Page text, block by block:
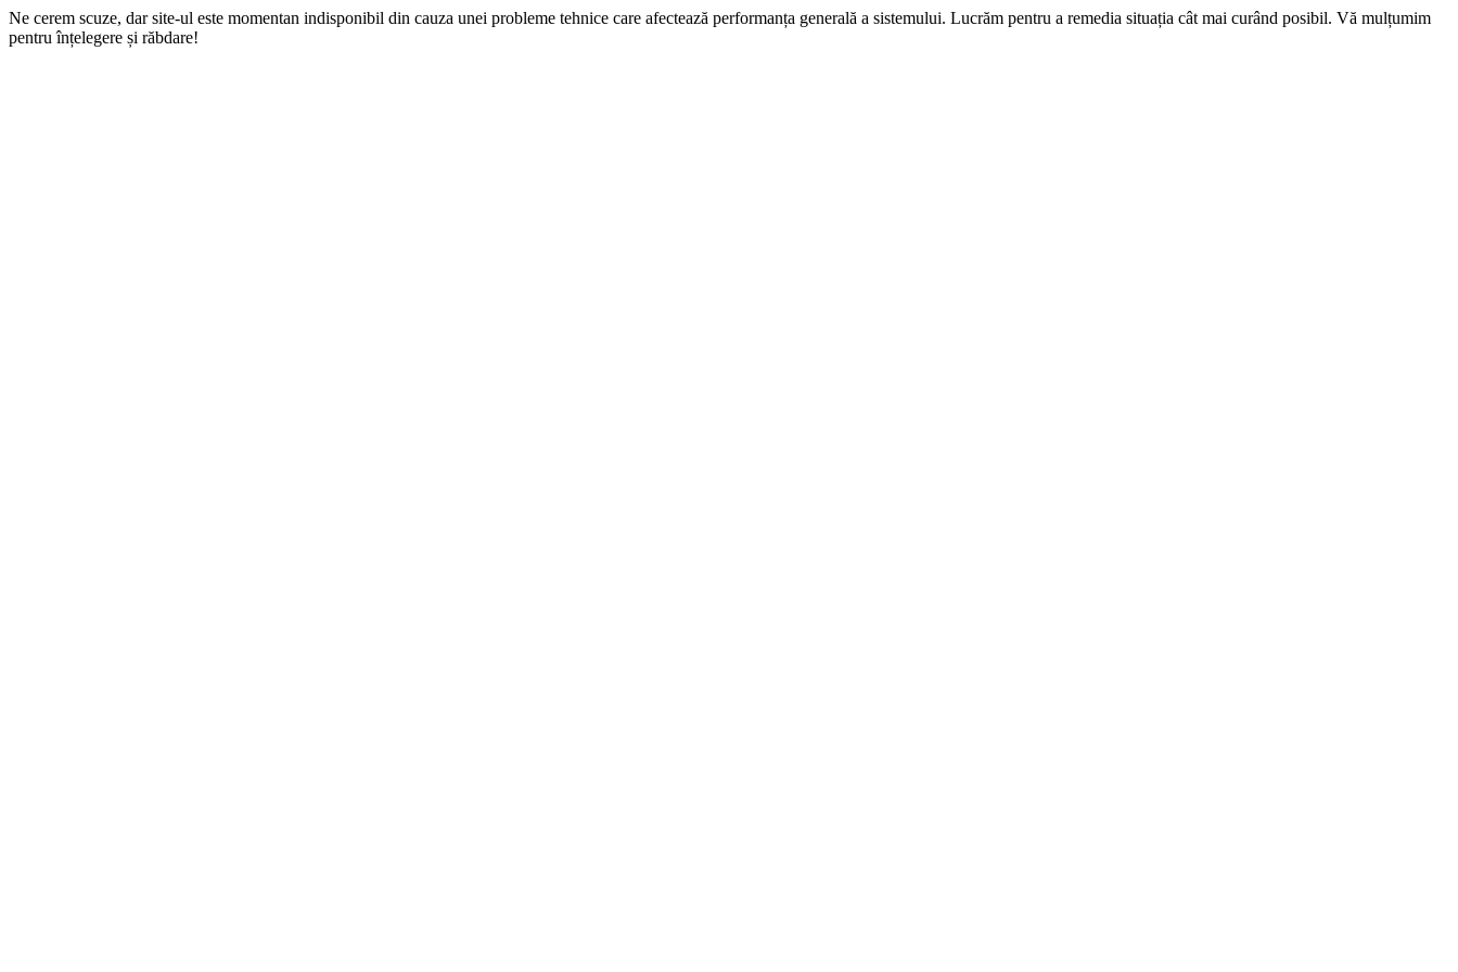
Ne cerem scuze, dar site-ul este momentan indisponibil din cauza unei probleme tehnice care afectează performanța generală a sistemului. Lucrăm pentru a remedia situația cât mai curând posibil. Vă mulțumim
pentru înțelegere și răbdare!